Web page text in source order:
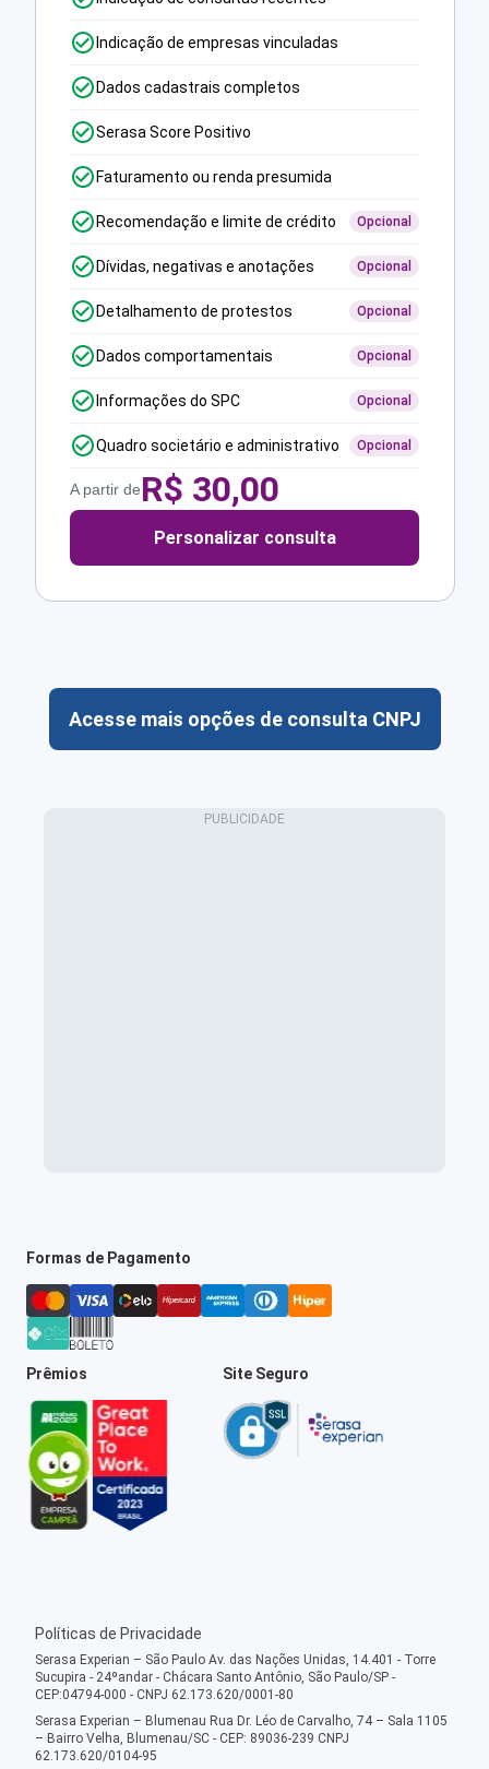
Indicação de empresas vinculadas
Dados cadastrais completos
Serasa Score Positivo
Faturamento ou renda presumida
Recomendação e limite de crédito Opcional
Dívidas, negativas e anotações Opcional
Detalhamento de protestos Opcional
Dados comportamentais Opcional
Informações do SPC Opcional
Quadro societário e administrativo Opcional
A partir deR$ 30,00
Personalizar consulta
Acesse mais opções de consulta CNPJ
Formas de Pagamento
Prêmios Site Seguro
Políticas de Privacidade
Serasa Experian – São Paulo Av. das Nações Unidas, 14.401 - Torre
Sucupira - 24ºandar - Chácara Santo Antônio, São Paulo/SP -
CEP:04794-000 - CNPJ 62.173.620/0001-80
Serasa Experian – Blumenau Rua Dr. Léo de Carvalho, 74 – Sala 1105
– Bairro Velha, Blumenau/SC - CEP: 89036-239 CNPJ
62.173.620/0104-95